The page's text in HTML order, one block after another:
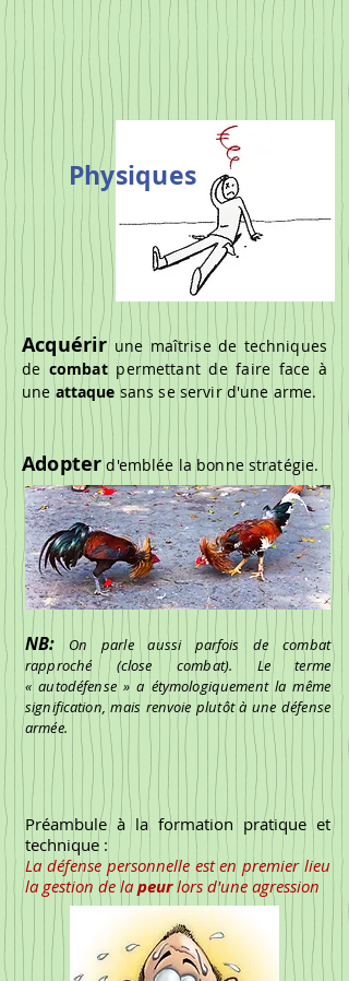
Physiques
Acquérirune maîtrise de techniques
de combatpermettant de faire face à
uneattaque sans se servir d'une arme.
Adopterd'emblée la bonne stratégie.
NB: On parle aussi parfois de combat
rapproché (close combat). Le terme
«autodéfense» a étymologiquement la même
signification, mais renvoie plutôt à unedéfense
armée.
Préambule à la formation pratique et
technique :
La défense personnelle est en premier lieu
la gestion de la peurlors d'une agression